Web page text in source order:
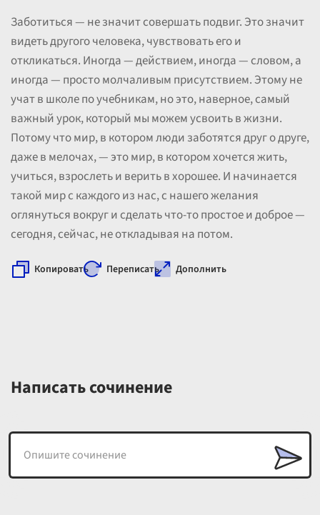
Заботиться — не значит совершать подвиг. Это значит
видеть другого человека, чувствовать его и
откликаться. Иногда — действием, иногда — словом, а
иногда — просто молчаливым присутствием. Этому не
учат в школе по учебникам, но это, наверное, самый
важный урок, который мы можем усвоить в жизни.
Потому что мир, в котором люди заботятся друг о друге,
даже в мелочах, — это мир, в котором хочется жить,
учиться, взрослеть и верить в хорошее. И начинается
такой мир с каждого из нас, с нашего желания
оглянуться вокруг и сделать что-то простое и доброе —
сегодня, сейчас, не откладывая на потом.
Копировать Переписать Дополнить
Написать сочинение